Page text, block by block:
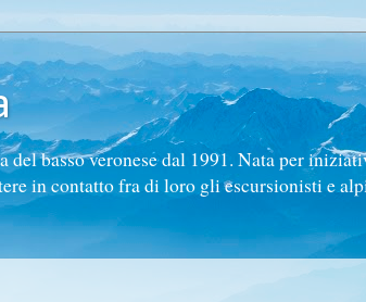
del basso veronese dal 1991. Nata per
in contatto fra di loro gli escursionisti e